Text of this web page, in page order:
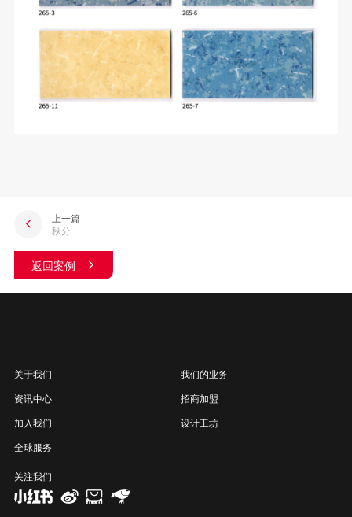
上一篇
秋分
返回案例
关于我们
我们的业务
资讯中心
招商加盟
加入我们
设计工坊
全球服务
关注我们